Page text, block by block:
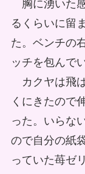
胸に湧いた
るくらいに留
た。ベンチの
ッチを包んで
カクヤは飛
くにきたので
った。いらな
ので自分の紙
っていた苺ゼ